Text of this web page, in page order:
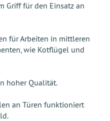
Griff für den Einsatz an
für Arbeiten in mittleren
wie Kotflügel und
hoher Qualität.
an Türen funktioniert